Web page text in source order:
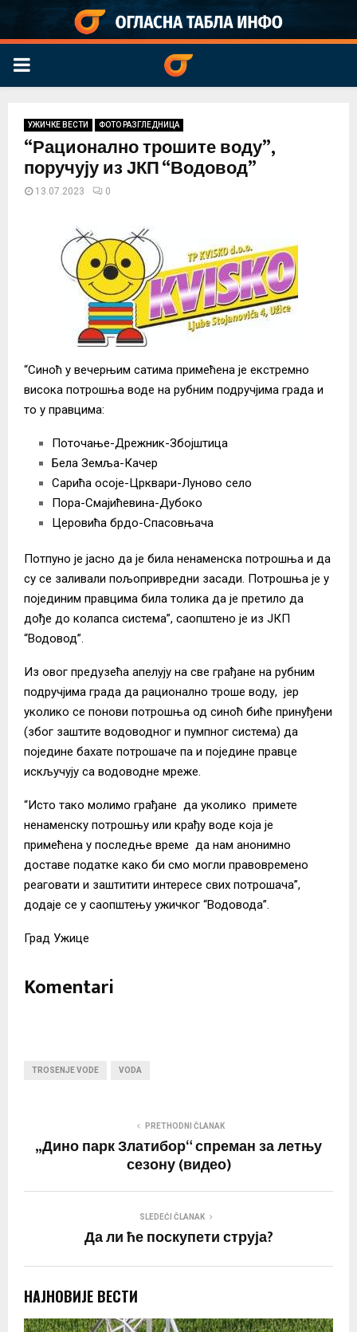
PRIMARY
УЖИЧКЕ ВЕСТИ ФОТО РАЗГЛЕДНИЦА
“Рационално трошите воду”,
поручују из ЈКП “Водовод”
13.07.2023 0
“Синоћ у вечерњим сатима примећена је екстремно
висока потрошња воде на рубним подручјима града и
то у правцима:
Поточање-Дрежник-Збојштица
Бела Земља-Качер
Сарића осоје-Црквари-Луново село
Пора-Смајићевина-Дубоко
Церовића брдо-Спасовњача
Потпуно је јасно да је била ненаменска потрошња и да
су се заливали пољопривредни засади. Потрошња је у
појединим правцима била толика да је претило да
дође до колапса система”, саопштено је из ЈКП
“Водовод”.
Из овог предузећа апелују на све грађане на рубним
подручјима града да рационално троше воду, јер
уколико се понови потрошња од синоћ биће принуђени
(због заштите водоводног и пумпног система) да
поједине бахате потрошаче па и поједине правце
искључују са водоводне мреже.
“Исто тако молимо грађане да уколико примете
ненаменску потрошњу или крађу воде која је
примећена у последње време да нам анонимно
доставе податке како би смо могли правовремено
реаговати и заштитити интересе свих потрошача”,
додаје се у саопштењу ужичког “Водовода”.
Град Ужице
Komentari
TROSENJE VODE VODA
PRETHODNI ČLANAK
„Дино парк Златибор“ спреман за летњу
сезону (видео)
SLEDEĆI ČLANAK
Да ли ће поскупети струја?
НАЈНОВИЈЕ ВЕСТИ